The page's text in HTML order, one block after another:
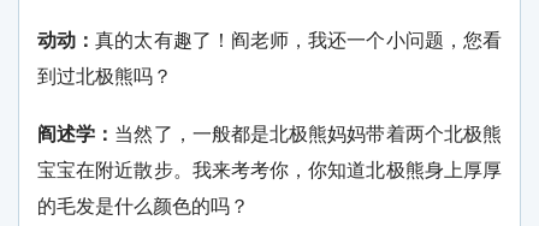
动动：真的太有趣了！阎老师，我还一个小问题，您看
到过北极熊吗？
阎述学： 当然了，一般都是北极熊妈妈带着两个北极熊
宝宝在附近散步。我来考考你，你知道北极熊身上厚厚
的毛发是什么颜色的吗？